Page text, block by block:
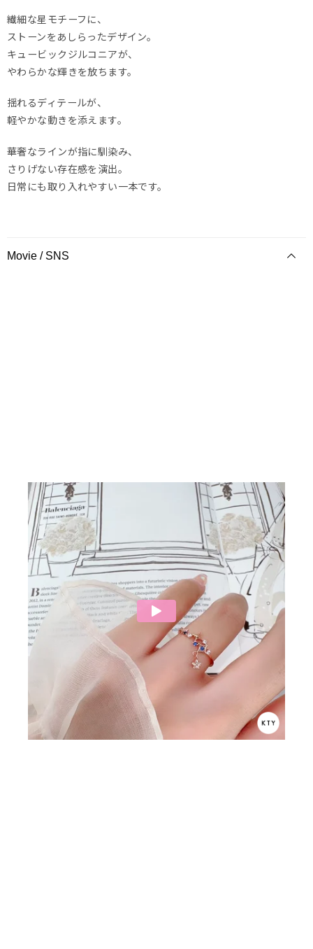
繊細な星モチーフに、
ストーンをあしらったデザイン。
キュービックジルコニアが、
やわらかな輝きを放ちます。
揺れるディテールが、
軽やかな動きを添えます。
華奢なラインが指に馴染み、
さりげない存在感を演出。
日常にも取り入れやすい一本です。
Movie / SNS